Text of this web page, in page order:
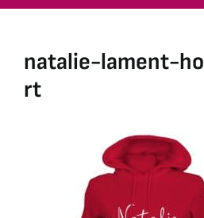
Geschenk-Gutscheine
natalie-lament-
rt